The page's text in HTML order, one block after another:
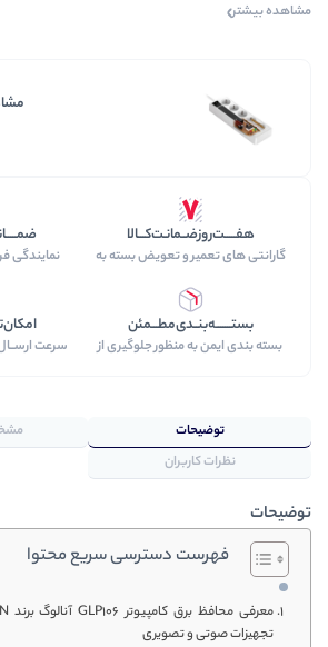
مشاهده بیشتر
هفـــــت‌روز‌ضــمانـت‌کـــالا
گارانتی های تعمیر و تعویض بسته به
نمایندگی
بستـــــــه‌بنــدی‌مطـــمئن
بسته بندی ایمن به منظور جلوگیری از
سرعت‌
توضیحات
نظرات کاربران
توضیحات
فهرست دسترسی سریع محتوا
تجهیزات صوتی و تصویری